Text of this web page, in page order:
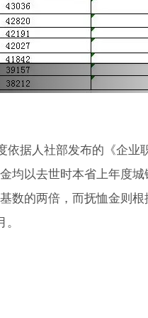
据人社部发布的《企业
均以去世时本省上年度
数的两倍，而抚恤金则